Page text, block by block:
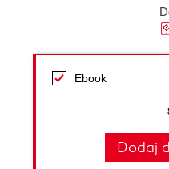
Ebook
Dodaj